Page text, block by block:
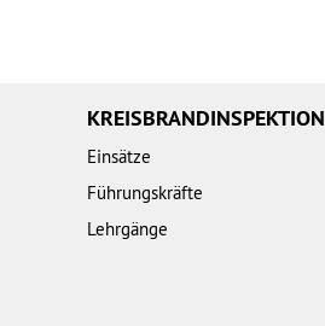
KREISBRANDINSPEKTION
Einsätze
Führungskräfte
Lehrgänge